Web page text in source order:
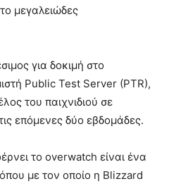
μεγαλειώδες
για δοκιμή στο
Public Test Server (PTR),
του παιχνιδιού σε
επόμενες δύο εβδομάδες.
το overwatch είναι ένα
με τον οποίο η Blizzard